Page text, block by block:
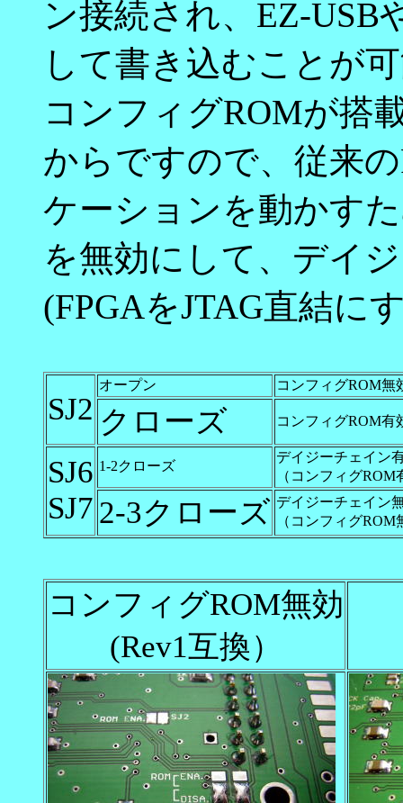
ン接続され、EZ-USB
して書き込むことが
コンフィグROMが搭
からですので、従来
ケーションを動かす
を無効にして、デイ
(FPGAをJTAG直結に
SJ2
オープン コンフィグROM無
クローズ コンフィグROM有
SJ6
SJ7
1-2クローズ
デイジーチェイン
（コンフィグROM
2-3クローズ デイジーチェイン
（コンフィグROM
コンフィグROM無効
(Rev1互換）